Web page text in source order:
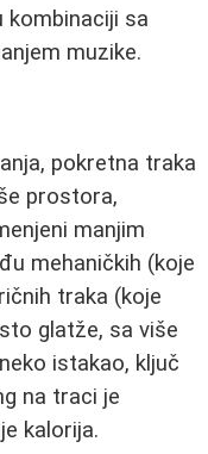
kombinaciji sa
muzike.
pokretna traka
prostora,
manjim
mehaničkih (koje
traka (koje
glatže, sa više
istakao, ključ
na traci je
kalorija.